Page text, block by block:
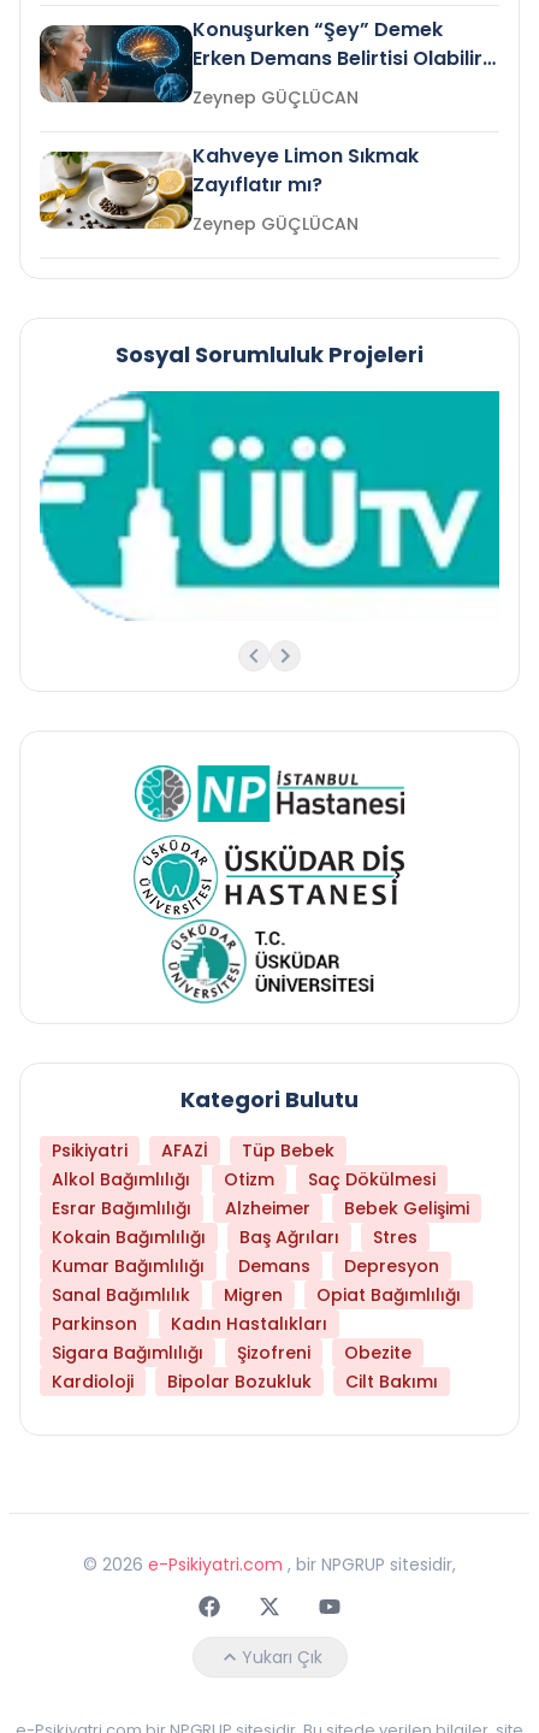
Konuşurken “Şey” Demek
Erken Demans Belirtisi Olabilir
mi?
Zeynep GÜÇLÜCAN
Kahveye Limon Sıkmak
Zayıflatır mı?
Zeynep GÜÇLÜCAN
Sosyal Sorumluluk Projeleri
Kategori Bulutu
Psikiyatri AFAZİ
Tüp Bebek
Alkol Bağımlılığı
Otizm
Saç Dökülmesi
Esrar Bağımlılığı
Alzheimer
Bebek Gelişimi
Kokain Bağımlılığı
Baş Ağrıları
Stres
Kumar Bağımlılığı
Demans
Depresyon
Sanal Bağımlılık
Migren
Opiat Bağımlılığı
Parkinson
Kadın Hastalıkları
Sigara Bağımlılığı
Şizofreni
Obezite
Kardioloji
Bipolar Bozukluk Cilt Bakımı
© 2026 e-Psikiyatri.com , bir NPGRUP sitesidir,
FaceebokTwitterYoutube
Yukarı Çık